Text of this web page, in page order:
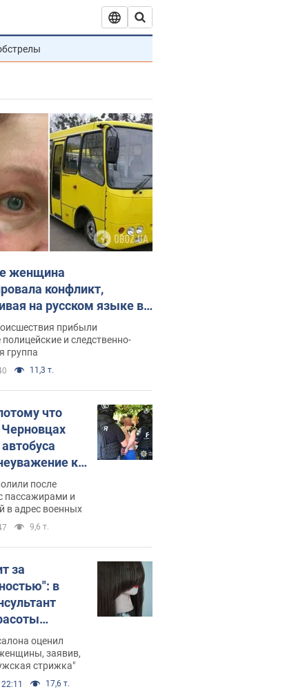
женщина
конфликт,
на русском языке в
полиция составила
протокол.
прибыли
и следственно-
группа
11,3 т.
что
к
военным и
за это.
после
пассажирами и
в адрес военных
9,6 т.
за
в
женщину
скандал.
оценил
заявив,
стрижка"
17,6 т.